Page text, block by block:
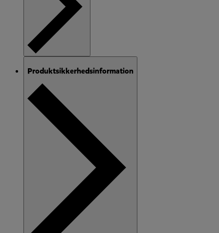
Produktsikkerhedsinformation